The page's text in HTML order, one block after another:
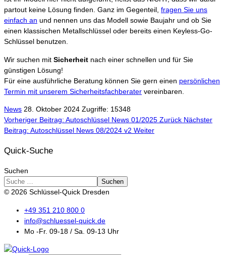
partout keine Lösung finden. Ganz im Gegenteil, fragen Sie uns
einfach an und nennen uns das Modell sowie Baujahr und ob Sie
einen klassischen Metallschlüssel oder bereits einen Keyless-Go-
Schlüssel benutzen.
Wir suchen mit Sicherheit nach einer schnellen und für Sie
günstigen Lösung!
Für eine ausführliche Beratung können Sie gern einen persönlichen
Termin mit unserem Sicherheitsfachberater vereinbaren.
News 28. Oktober 2024 Zugriffe: 15348
Vorheriger Beitrag: Autoschlüssel News 01/2025 Zurück Nächster
Beitrag: Autoschlüssel News 08/2024 v2 Weiter
Quick-Suche
Suchen
Suchen
© 2026 Schlüssel-Quick Dresden
+49 351 210 800 0
info@schluessel-quick.de
Mo -Fr. 09-18 / Sa. 09-13 Uhr